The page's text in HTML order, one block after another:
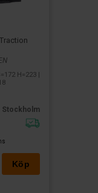
H=223 |
Stockholm
Köp